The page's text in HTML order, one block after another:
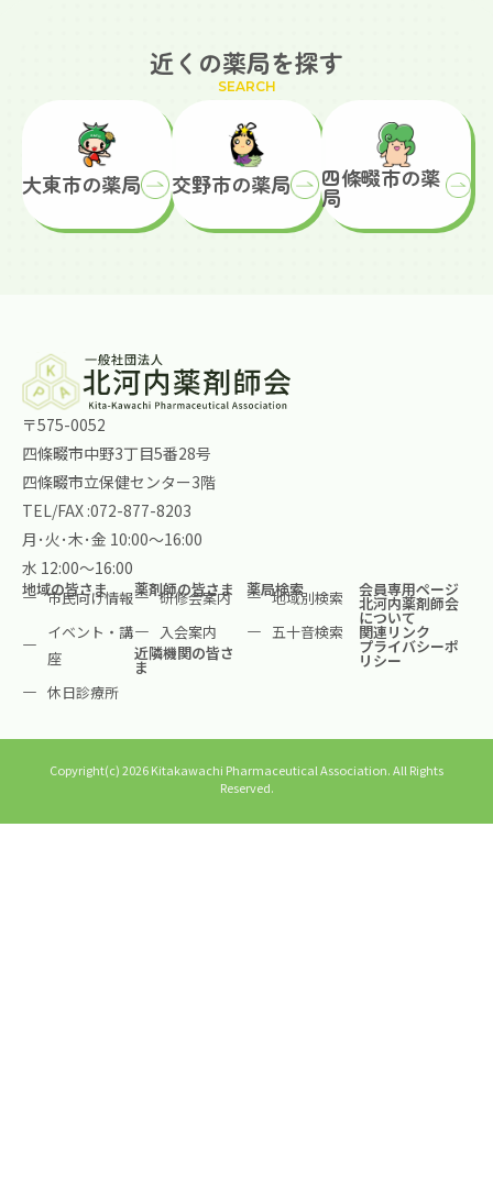
近くの薬局を探す
SEARCH
大東市の薬局 交野市の薬局 四條畷市の薬
局
〒575-0052
四條畷市中野3丁目5番28号
四條畷市立保健センター3階
TEL/FAX :072-877-8203
月･火･木･金 10:00～16:00
水 12:00～16:00
地域の皆さま
市民向け情報
イベント・講
座
休日診療所
薬剤師の皆さま
研修会案内
入会案内
近隣機関の皆さ
ま
薬局検索
地域別検索
五十音検索
会員専用ページ
北河内薬剤師会
について
関連リンク
プライバシーポ
リシー
Copyright(c) 2026 Kitakawachi Pharmaceutical Association. All Rights
Reserved.